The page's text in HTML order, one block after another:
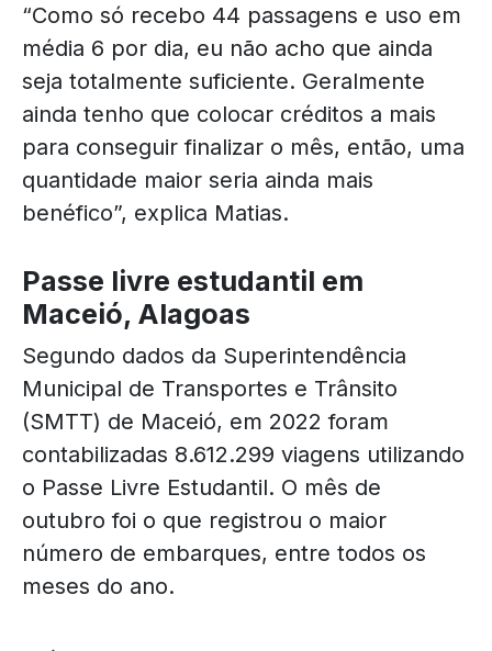
“Como só recebo 44 passagens e uso em
média 6 por dia, eu não acho que ainda
seja totalmente suficiente. Geralmente
ainda tenho que colocar créditos a mais
para conseguir finalizar o mês, então, uma
quantidade maior seria ainda mais
benéfico”, explica Matias.
Passe livre estudantil em
Maceió, Alagoas
Segundo dados da Superintendência
Municipal de Transportes e Trânsito
(SMTT) de Maceió, em 2022 foram
contabilizadas 8.612.299 viagens utilizando
o Passe Livre Estudantil. O mês de
outubro foi o que registrou o maior
número de embarques, entre todos os
meses do ano.